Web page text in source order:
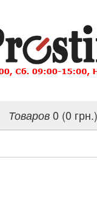
Товаров0 (0 грн.)